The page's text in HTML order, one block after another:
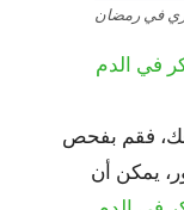
في رمضان
في الدم
فقم بفحص
يمكن أن